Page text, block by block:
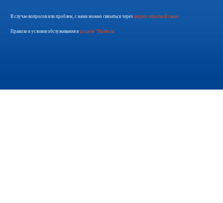
В случае вопросов или проблем, с нами можно связаться через форму обратной связи
Правила и условия обслуживания в разделе "Правила"